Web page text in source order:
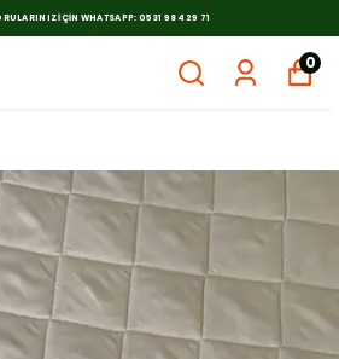
İÇIN WHATSAPP: 0531 984 29 71
0